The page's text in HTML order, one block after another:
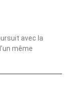
avec la
même